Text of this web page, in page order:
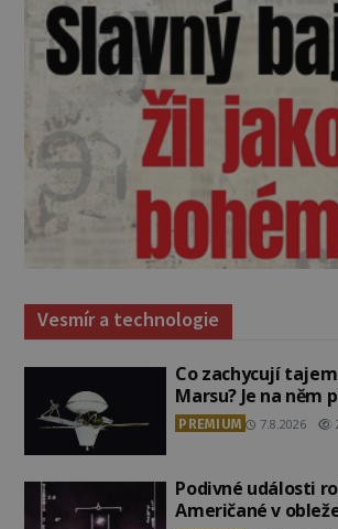
Vesmír a technologie
Co zachycují
Marsu? Je na něm
PREMIUM 7.8.2026
Podivné události
Američané v